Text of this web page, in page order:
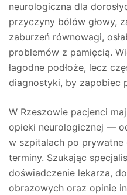
neurologiczna dla
przyczyny bólów głowy,
zaburzeń równowagi,
problemów z pamięcią.
łagodne podłoże, lecz
diagnostyki, by zapobiec
W Rzeszowie pacjenci
opieki neurologicznej —
w szpitalach po
terminy. Szukając
doświadczenie lekarza,
obrazowych oraz opinie